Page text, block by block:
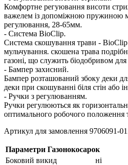
Комфортне регуювання висоти
важелем із допоміжною пружиною
регулювання, 28-65мм.
- Система BioClip.
Система скошування трави -
мульчування. скошена трава
газоні, що служить біодобривом для
- Бампер захисний.
Бампер розташований збоку деки
деки при скошуванні біля стін або
- Ручки з регулюванням.
Ручки регулюються як
оптимального робочого положення
Артикул для замовлення 9706091-
Параметри Газонокосарок
Боковий викид
ні